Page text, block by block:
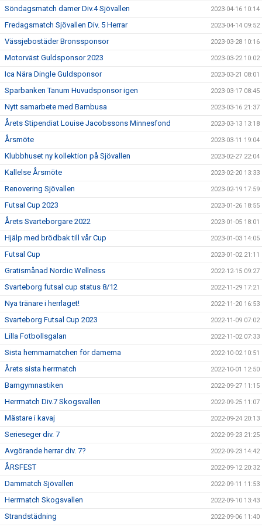
Söndagsmatch damer Div.4 Sjövallen 2023-04-16 10:14
Fredagsmatch Sjövallen Div. 5 Herrar 2023-04-14 09:52
Vässjebostäder Bronssponsor 2023-03-28 10:16
Motorväst Guldsponsor 2023 2023-03-22 10:02
Ica Nära Dingle Guldsponsor 2023-03-21 08:01
Sparbanken Tanum Huvudsponsor igen 2023-03-17 08:45
Nytt samarbete med Bambusa 2023-03-16 21:37
Årets Stipendiat Louise Jacobssons Minnesfond 2023-03-13 13:18
Årsmöte 2023-03-11 19:04
Klubbhuset ny kollektion på Sjövallen 2023-02-27 22:04
Kallelse Årsmöte 2023-02-20 13:33
Renovering Sjövallen 2023-02-19 17:59
Futsal Cup 2023 2023-01-26 18:55
Årets Svarteborgare 2022 2023-01-05 18:01
Hjälp med brödbak till vår Cup 2023-01-03 14:05
Futsal Cup 2023-01-02 21:11
Gratismånad Nordic Wellness 2022-12-15 09:27
Svarteborg futsal cup status 8/12 2022-11-29 17:21
Nya tränare i herrlaget! 2022-11-20 16:53
Svarteborg Futsal Cup 2023 2022-11-09 07:02
Lilla Fotbollsgalan 2022-11-02 07:33
Sista hemmamatchen för damerna 2022-10-02 10:51
Årets sista herrmatch 2022-10-01 12:50
Barngymnastiken 2022-09-27 11:15
Herrmatch Div.7 Skogsvallen 2022-09-25 11:07
Mästare i kavaj 2022-09-24 20:13
Serieseger div. 7 2022-09-23 21:25
Avgörande herrar div. 7? 2022-09-23 14:42
ÅRSFEST 2022-09-12 20:32
Dammatch Sjövallen 2022-09-11 11:53
Herrmatch Skogsvallen 2022-09-10 13:43
Strandstädning 2022-09-06 11:40